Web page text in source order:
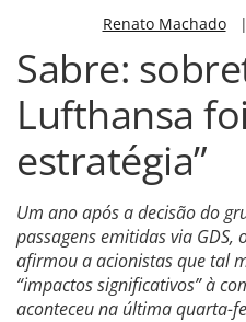
Renato Machado
Sabre:
Lufthansa
estratégia”
Um ano após a decisão do
passagens emitidas via GDS,
afirmou a acionistas que tal
“impactos significativos” à
aconteceu na última quarta-